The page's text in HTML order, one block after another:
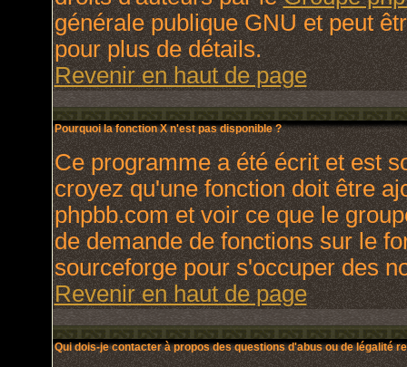
générale publique GNU et peut
pour plus de détails.
Revenir en haut de page
Pourquoi la fonction X n'est pas disponible ?
Ce programme a été écrit et est
croyez qu'une fonction doit être
phpbb.com et voir ce que le
de demande de fonctions sur le
sourceforge pour s'occuper des
Revenir en haut de page
Qui dois-je contacter à propos des questions d'abus ou de légalité